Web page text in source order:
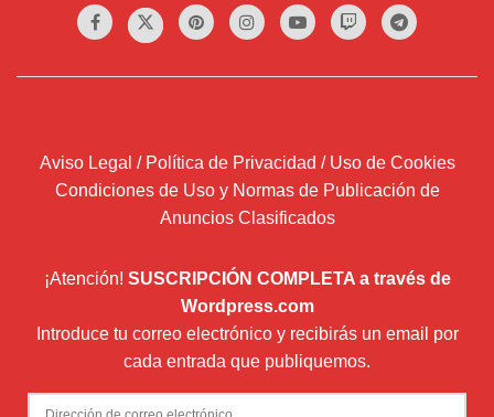
Aviso Legal / Política de Privacidad / Uso de Cookies
Condiciones de Uso y Normas de Publicación de
Anuncios Clasificados
¡Atención! SUSCRIPCIÓN COMPLETA a través de
Wordpress.com
Introduce tu correo electrónico y recibirás un email por
cada entrada que publiquemos.
Dirección